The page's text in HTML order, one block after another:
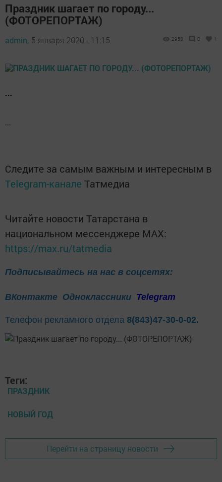
Праздник шагает по городу...
(ФОТОРЕПОРТАЖ)
admin, 5 января 2020 - 11:15 2958 0 1
...
...
Следите за самым важным и интересным в
Telegram-канале Татмедиа
Читайте новости Татарстана в
национальном мессенджере MАХ:
https://max.ru/tatmedia
Подписывайтесь на нас в соцсетях:
ВКонтакте Одноклассники Telegram
Телефон рекламного отдела 8(843)47-30-0-02.
Теги:
ПРАЗДНИК
НОВЫЙ ГОД
Перейти на страницу новости